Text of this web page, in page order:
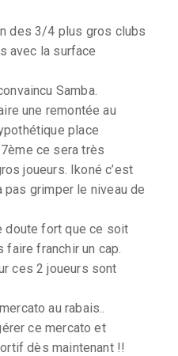
des 3/4 plus gros clubs
avec la surface
Samba.
une remontée au
place
ce sera très
joueurs. Ikoné c’est
grimper le niveau de
doute fort que ce soit
franchir un cap.
ces 2 joueurs sont
au rabais..
ce mercato et
dès maintenant !!